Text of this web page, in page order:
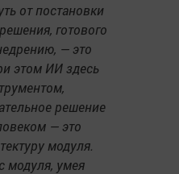
от постановки
готового
— это
этом ИИ здесь
решение
— это
модуля.
модуля, умея